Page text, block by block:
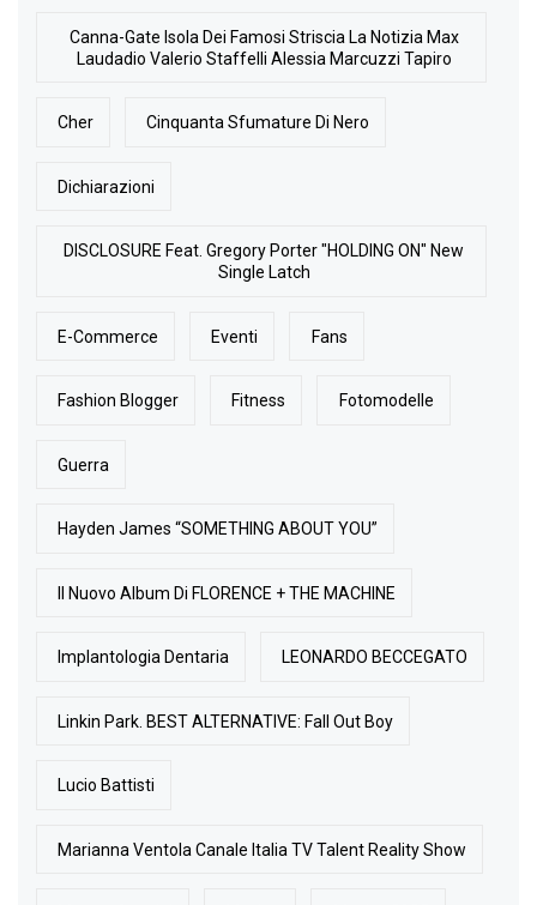
Canna-Gate Isola Dei Famosi Striscia La Notizia Max
Laudadio Valerio Staffelli Alessia Marcuzzi Tapiro
Cher Cinquanta Sfumature Di Nero
Dichiarazioni
DISCLOSURE Feat. Gregory Porter "HOLDING ON" New
Single Latch
E-Commerce Eventi Fans
Fashion Blogger Fitness Fotomodelle
Guerra
Hayden James “SOMETHING ABOUT YOU”
Il Nuovo Album Di FLORENCE + THE MACHINE
Implantologia Dentaria LEONARDO BECCEGATO
Linkin Park. BEST ALTERNATIVE: Fall Out Boy
Lucio Battisti
Marianna Ventola Canale Italia TV Talent Reality Show